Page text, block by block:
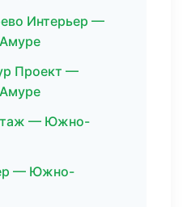
Интерьер —
Проект —
— Южно-
— Южно-